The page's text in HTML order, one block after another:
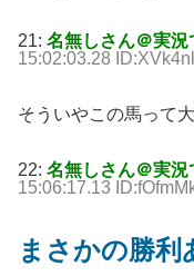
21: 名無しさん＠実況
15:02:03.28
そういやこの馬って
22: 名無しさん＠実況
15:06:17.13
まさかの勝利